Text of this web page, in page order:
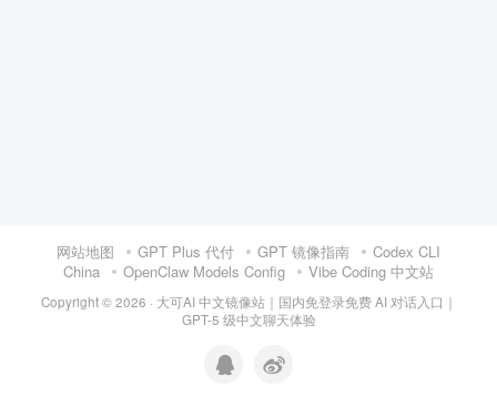
网站地图 GPT Plus 代付 GPT 镜像指南
Codex CLI
China
OpenClaw Models Config Vibe Coding 中文站
Copyright © 2026 · 大可AI 中文镜像站｜国内免登录免费 AI 对话入口｜
GPT-5 级中文聊天体验